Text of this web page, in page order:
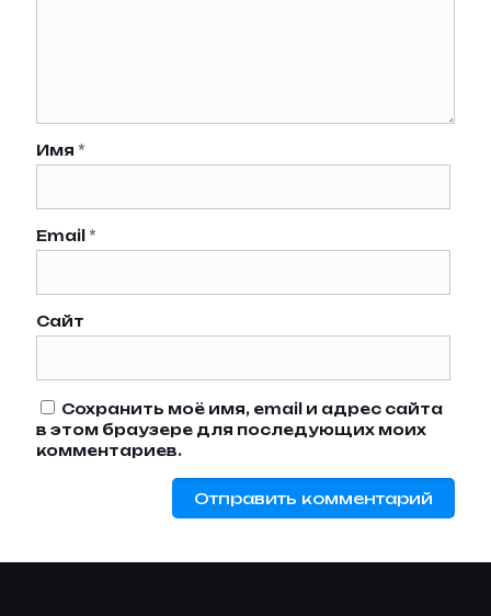
Имя *
Email *
Сайт
Сохранить моё имя, email и адрес сайта
в этом браузере для последующих моих
комментариев.